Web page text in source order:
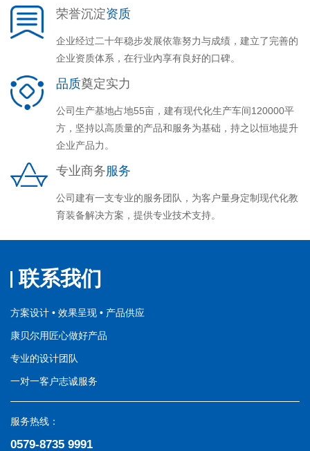
荣誉沉淀资质
企业经过二十年稳步发展依靠努力与成绩，建立了完善的
企业资质体系，在行业內享有良好的口碑。
品质奠定实力
公司生产基地占地55亩，建有现代化生产车间120000平
方，坚持以高质量的产品和服务为基础，持之以恒地提升
企业产品力。
专业商务服务
公司建有一支专业的服务团队，为客户量身定制现代化教
育装备解决方案，提供专业技术支持。
联系我们
方案设计 • 效果呈现 • 产品供应
康贝尔用匠心做好产品
专业的设计团队
一对一客户志诚服务
服务热线：
0579-8735 9991